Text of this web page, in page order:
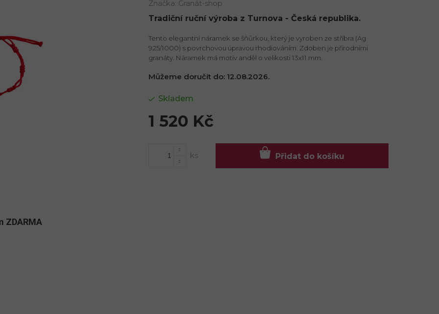
Značka: Granát-shop
1 520 Kč
Skladem
Můžeme doručit do: 12.08.2026.
Přidat do košíku
Tradiční ruční výroba z Turnova - Česká republika.
Tento elegantní náramek se šňůrkou, který je vyroben ze stříbra (Ag
925/1000) s povrchovou úpravou rhodiováním. Zdoben je přírodními
granáty. Náramek má motiv anděl o velikosti 13x11 mm.
ZDARMA